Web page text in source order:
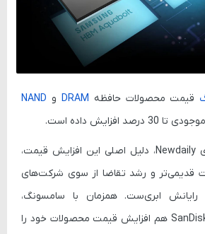
قیمت محصولات حافظه DRAM و NAND
تا 30 درصد افزایش داده است.
Newdaily، دلیل اصلی این افزایش قیمت،
قدیمی‌تر و رشد تقاضا از سوی شرکت‌های
ابری‌ست. همزمان با سامسونگ،
هم افزایش قیمت محصولات خود را